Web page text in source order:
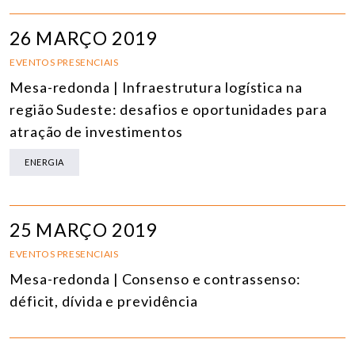
26 MARÇO 2019
EVENTOS PRESENCIAIS
Mesa-redonda | Infraestrutura logística na
região Sudeste: desafios e oportunidades para
atração de investimentos
ENERGIA
25 MARÇO 2019
EVENTOS PRESENCIAIS
Mesa-redonda | Consenso e contrassenso:
déficit, dívida e previdência